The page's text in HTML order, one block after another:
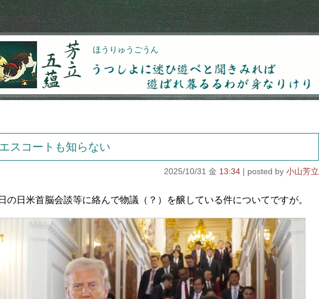
立五蘊 ほうりゅうごうん
うつしよに迷ひ遊べと聞きみれば遊ばれ暮るるわが
エスコートも知らない
2025/10/31 金 13:34 小山芳立
の日米首脳会談等に絡んで物議（？）を醸している件についてですが。